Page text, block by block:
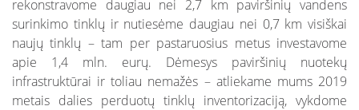
rekonstravome daugiau nei 2,7 km paviršinių vandens
surinkimo tinklų ir nutiesėme daugiau nei 0,7 km visiškai
naujų tinklų – tam per pastaruosius metus investavome
apie 1,4 mln. eurų. Dėmesys paviršinių nuotekų
infrastruktūrai ir toliau nemažės – atliekame mums 2019
metais dalies perduotų tinklų inventorizaciją, vykdome